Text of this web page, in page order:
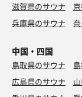
滋賀県のサウナ
兵庫県のサウナ
中国・四国
鳥取県のサウナ
広島県のサウナ